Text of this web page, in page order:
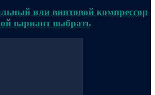
или винтовой компрессор
вариант выбрать